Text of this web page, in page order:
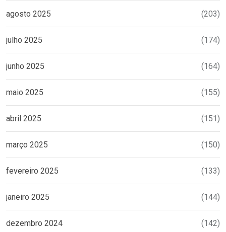
agosto 2025 (203)
julho 2025 (174)
junho 2025 (164)
maio 2025 (155)
abril 2025 (151)
março 2025 (150)
fevereiro 2025 (133)
janeiro 2025 (144)
dezembro 2024 (142)